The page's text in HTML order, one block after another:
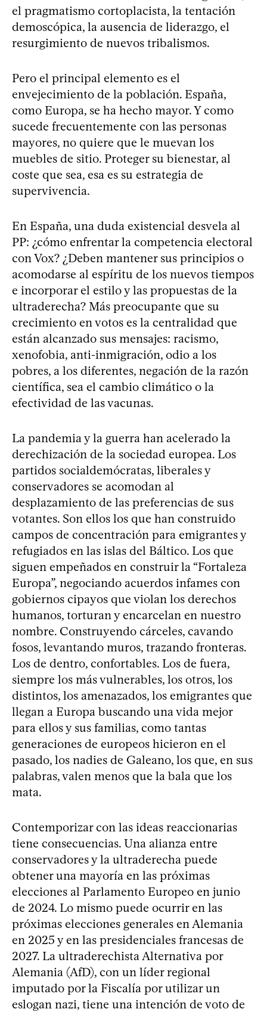
el pragmatismo cortoplacista, la tentación
demoscópica, la ausencia de liderazgo, el
resurgimiento de nuevos tribalismos.
Pero el principal elemento es el
envejecimiento de la población. España,
como Europa, se ha hecho mayor. Y como
sucede frecuentemente con las personas
mayores, no quiere que le muevan los
muebles de sitio. Proteger su bienestar, al
coste que sea, esa es su estrategia de
supervivencia.
En España, una duda existencial desvela al
PP: ¿cómo enfrentar la competencia electoral
con Vox? ¿Deben mantener sus principios o
acomodarse al espíritu de los nuevos tiempos
e incorporar el estilo y las propuestas de la
ultraderecha? Más preocupante que su
crecimiento en votos es la centralidad que
están alcanzado sus mensajes: racismo,
xenofobia, anti-inmigración, odio a los
pobres, a los diferentes, negación de la razón
científica, sea el cambio climático o la
efectividad de las vacunas.
La pandemia y la guerra han acelerado la
derechización de la sociedad europea. Los
partidos socialdemócratas, liberales y
conservadores se acomodan al
desplazamiento de las preferencias de sus
votantes. Son ellos los que han construido
campos de concentración para emigrantes y
refugiados en las islas del Báltico. Los que
siguen empeñados en construir la “Fortaleza
Europa”, negociando acuerdos infames con
gobiernos cipayos que violan los derechos
humanos, torturan y encarcelan en nuestro
nombre. Construyendo cárceles, cavando
fosos, levantando muros, trazando fronteras.
Los de dentro, confortables. Los de fuera,
siempre los más vulnerables, los otros, los
distintos, los amenazados, los emigrantes que
llegan a Europa buscando una vida mejor
para ellos y sus familias, como tantas
generaciones de europeos hicieron en el
pasado, los nadies de Galeano, los que, en sus
palabras, valen menos que la bala que los
mata.
Contemporizar con las ideas reaccionarias
tiene consecuencias. Una alianza entre
conservadores y la ultraderecha puede
obtener una mayoría en las próximas
elecciones al Parlamento Europeo en junio
de 2024. Lo mismo puede ocurrir en las
próximas elecciones generales en Alemania
en 2025 y en las presidenciales francesas de
2027. La ultraderechista Alternativa por
Alemania (AfD), con un líder regional
imputado por la Fiscalía por utilizar un
eslogan nazi, tiene una intención de voto de